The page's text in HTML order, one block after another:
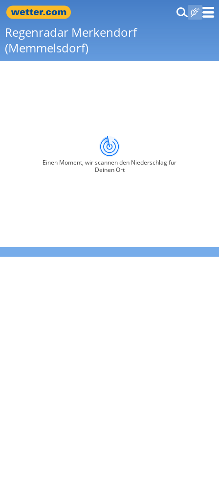
Regenradar Merkendorf
(Memmelsdorf)
Einen Moment, wir scannen den Niederschlag für
Deinen Ort